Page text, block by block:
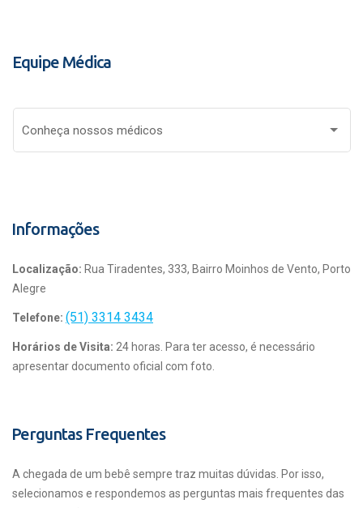
Equipe Médica
Conheça nossos médicos
Informações
Localização: Rua Tiradentes, 333, Bairro Moinhos de Vento, Porto
Alegre
Telefone: (51) 3314 3434
Horários de Visita: 24 horas. Para ter acesso, é necessário
apresentar documento oficial com foto.
Perguntas Frequentes
A chegada de um bebê sempre traz muitas dúvidas. Por isso,
selecionamos e respondemos as perguntas mais frequentes das